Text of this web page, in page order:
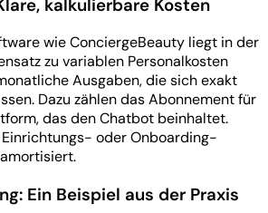
kalkulierbare Kosten
wie ConciergeBeauty liegt in der
zu variablen Personalkosten
Ausgaben, die sich exakt
Dazu zählen das Abonnement für
das den Chatbot beinhaltet.
oder Onboarding-
Ein Beispiel aus der Praxis